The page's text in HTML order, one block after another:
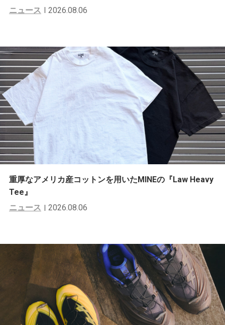
ニュース
2026.08.06
重厚なアメリカ産コットンを用いたMINEの『Law Heavy
Tee』
ニュース
2026.08.06